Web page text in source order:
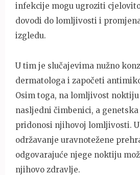
infekcije mogu ugroziti
dovodi do lomljivosti i
izgledu.
U tim je slučajevima nužno
dermatologa i započeti
Osim toga, na lomljivost
nasljedni čimbenici, a
pridonosi njihovoj lomljivosti.
održavanje uravnotežene
odgovarajuće njege noktiju
njihovo zdravlje.